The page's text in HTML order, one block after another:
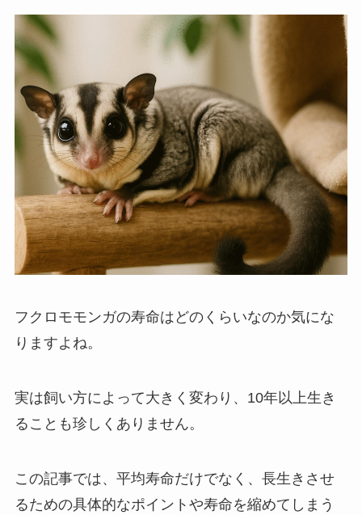
フクロモモンガの寿命はどのくらいなのか気にな
りますよね。
実は飼い方によって大きく変わり、10年以上生き
ることも珍しくありません。
この記事では、平均寿命だけでなく、長生きさせ
るための具体的なポイントや寿命を縮めてしまう